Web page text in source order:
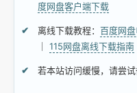
度网盘客户端下载
离线下载教程： 百度网
115网盘离线下载指南
若本站访问缓慢，请尝试